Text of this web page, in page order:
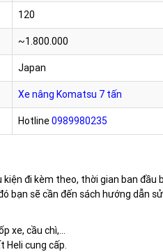
120
~1.800.000
Japan
Xe nâng Komatsu 7 tấn
Hotline0989980235
đi kèm theo, thời gian ban
bạn sẽ cần đến sách hướng dẫn
xe, cầu chì,…
Heli cung cấp.